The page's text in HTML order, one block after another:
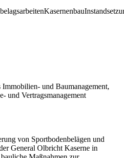
Kasernenbau
Immobilien- und Baumanagement,
und Vertragsmanagement
von Sportbodenbelägen und
General Olbricht Kaserne in